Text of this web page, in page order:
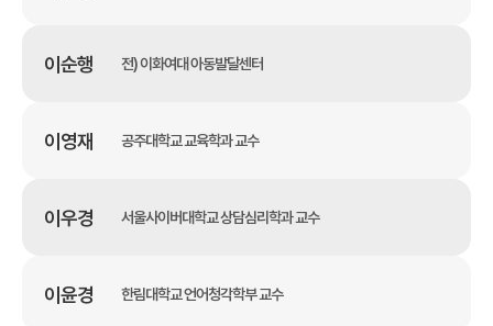
이순행 전) 이화여대 아동발달센터
이영재 공주대학교 교육학과 교수
이우경 서울사이버대학교 상담심리학과 교수
이윤경 한림대학교 언어청각학부 교수